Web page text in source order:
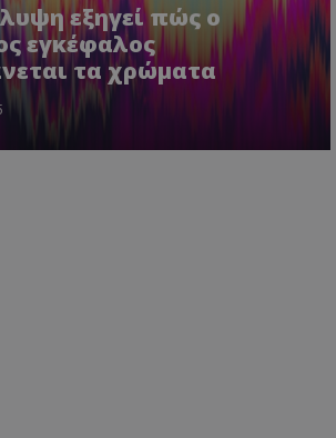
εξηγεί πώς ο
εγκέφαλος
τα χρώματα